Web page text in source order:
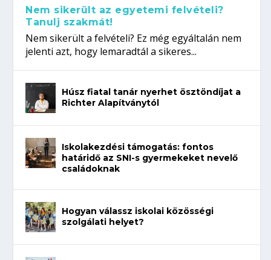
Nem sikerült az egyetemi felvételi?
Tanulj szakmát!
Nem sikerült a felvételi? Ez még egyáltalán nem
jelenti azt, hogy lemaradtál a sikeres...
Húsz fiatal tanár nyerhet ösztöndíjat a
Richter Alapítványtól
Iskolakezdési támogatás: fontos
határidő az SNI-s gyermekeket nevelő
családoknak
Hogyan válassz iskolai közösségi
szolgálati helyet?